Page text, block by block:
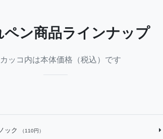
ペン商品ラインナップ
ッコ内は本体価格（税込）です
ック （110円）